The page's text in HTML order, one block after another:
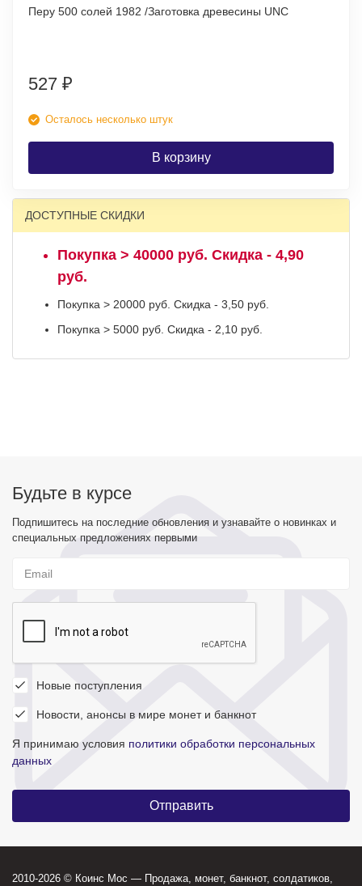
Перу 500 солей 1982 /Заготовка древесины UNC
527 ₽
Осталось несколько штук
В корзину
ДОСТУПНЫЕ СКИДКИ
Покупка > 40000 руб. Скидка - 4,90
руб.
Покупка > 20000 руб. Скидка - 3,50 руб.
Покупка > 5000 руб. Скидка - 2,10 руб.
Будьте в курсе
Подпишитесь на последние обновления и узнавайте о новинках и
специальных предложениях первыми
Новые поступления
Новости, анонсы в мире монет и банкнот
Я принимаю условия политики обработки персональных
данных
2010-2026 © Коинс Мос — Продажа, монет, банкнот, солдатиков,